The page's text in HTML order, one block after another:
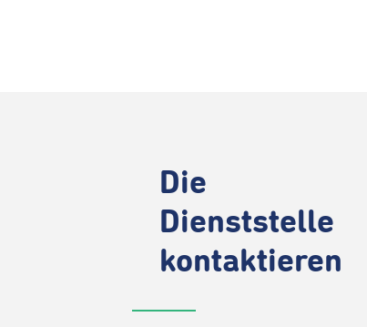
Die
Dienststelle
kontaktieren